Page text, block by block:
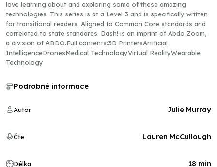
love learning about and exploring some of these amazing
technologies. This series is at a Level 3 and is specifically written
for transitional readers. Aligned to Common Core standards and
correlated to state standards. Dash! is an imprint of Abdo Zoom,
a division of ABDO.Full contents:3D PrintersArtificial
IntelligenceDronesMedical TechnologyVirtual RealityWearable
Technology
Podrobné informace
Autor Julie Murray
Čte Lauren McCullough
Délka 18 min